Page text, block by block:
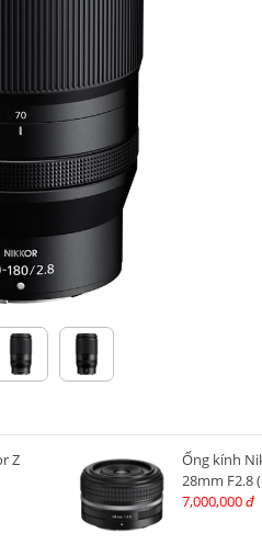
Z
Ống kính
28mm F2.8
7,000,000 đ